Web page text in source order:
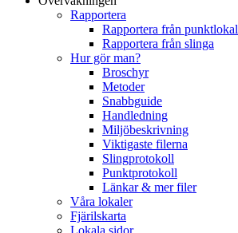
Rapportera
Rapportera från punktlokal
Rapportera från slinga
Hur gör man?
Broschyr
Metoder
Snabbguide
Handledning
Miljöbeskrivning
Viktigaste filerna
Slingprotokoll
Punktprotokoll
Länkar & mer filer
Våra lokaler
Fjärilskarta
Lokala sidor